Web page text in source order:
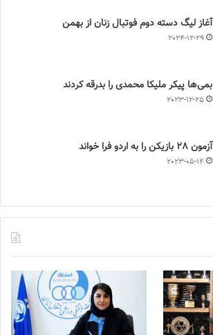
آغاز لیگ دسته دوم فوتبال زنان از بهمن
2024-12-29
بمی‌ها پیکر ملیکا محمدی را بدرقه کردند
2023-12-25
آزمون 28 بازیکن را به اردو فرا خواند
2023-05-14